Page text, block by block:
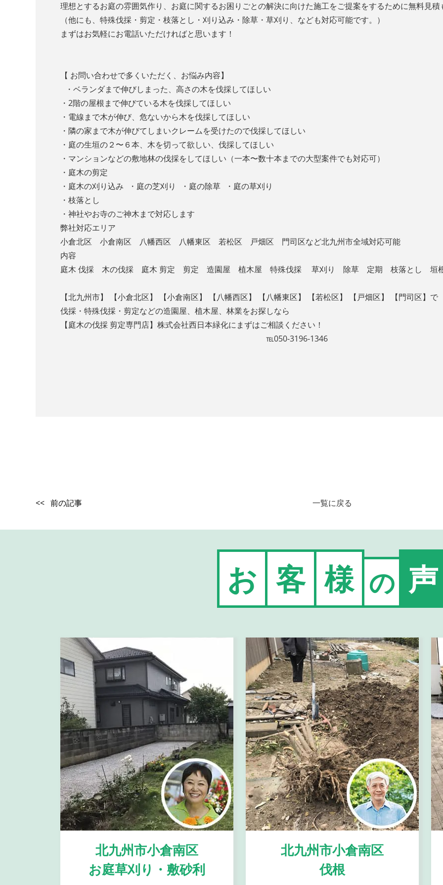
理想とするお庭の雰囲気作り、お庭に関するお困りごとの解決に向けた施工をご提案をするために無料見
（他にも、特殊伐採・剪定・枝落とし・刈り込み・除草・草刈り、なども対応可能です。）
まずはお気軽にお電話いただければと思います！
【 お問い合わせで多くいただく、お悩み内容】
・ベランダまで伸びしまった、高さの木を伐採してほしい
・2階の屋根まで伸びている木を伐採してほしい
・電線まで木が伸び、危ないから木を伐採してほしい
・隣の家まで木が伸びてしまいクレームを受けたので伐採してほしい
・庭の生垣の２〜６本、木を切って欲しい、伐採してほしい
・マンションなどの敷地林の伐採をしてほしい（一本〜数十本までの大型案件でも対応可）
・庭木の剪定
・庭木の刈り込み ・庭の芝刈り ・庭の除草 ・庭の草刈り
・枝落とし
・神社やお寺のご神木まで対応します
弊社対応エリア
小倉北区 小倉南区 八幡西区 八幡東区 若松区 戸畑区 門司区など北九州市全域対応可能
内容
庭木 伐採 木の伐採 庭木 剪定 剪定 造園屋 植木屋 特殊伐採 草刈り 除草 定期 枝落とし 垣
【北九州市】 【小倉北区】 【小倉南区】 【八幡西区】 【八幡東区】 【若松区】 【戸畑区】 【門司区】で
伐採・特殊伐採・剪定などの造園屋、植木屋、林業をお探しなら
【庭木の伐採 剪定専門店】株式会社西日本緑化にまずはご相談ください！
℡050-3196-1346
<< 前の記事 一覧に戻る
お 客 様 の 声
北九州市小倉南区
お庭草刈り・敷砂利
北九州市小倉南区
伐根